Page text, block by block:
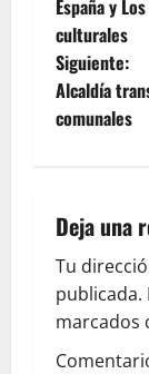
España y
culturales
Siguiente:
Alcaldía
comunales
Deja una
Tu
publicada.
marcados